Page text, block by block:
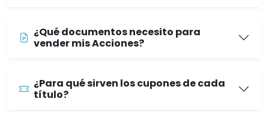
¿Qué documentos necesito para
vender mis Acciones?
¿Para qué sirven los cupones de cada
título?